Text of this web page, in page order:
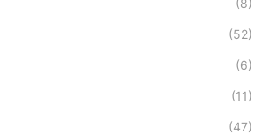
(8)
(52)
(6)
(11)
(47)